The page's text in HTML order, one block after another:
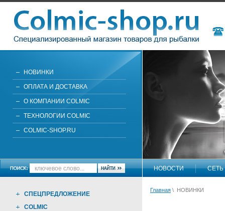
НОВИНКИ
ОПЛАТА И ДОСТАВКА
О КОМПАНИИ COLMIC
ТЕХНОЛОГИИ COLMIC
COLMIC-SHOP.RU
СПЕЦПРЕДЛОЖЕНИЕ
COLMIC
НОВОСТИ СЕТЬ
Главная \ НОВИНКИ